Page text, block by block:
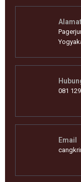
Alamat
081
Email